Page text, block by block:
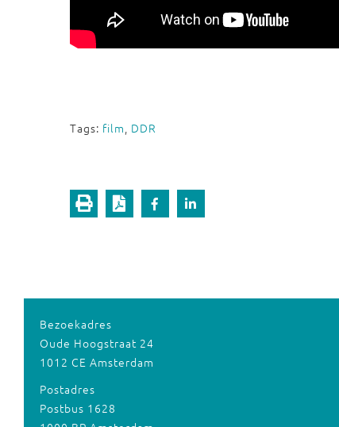
Tags: film, DDR
Bezoekadres
Oude Hoogstraat 24
1012 CE Amsterdam
Postadres
Postbus 1628